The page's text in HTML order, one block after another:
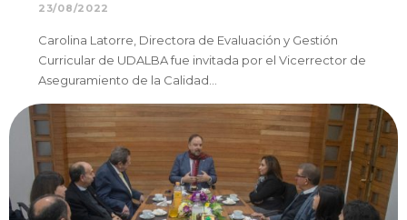
23/08/2022
Carolina Latorre, Directora de Evaluación y Gestión
Curricular de UDALBA fue invitada por el Vicerrector de
Aseguramiento de la Calidad…